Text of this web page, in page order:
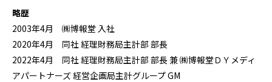
略歴
2003年4月 ㈱博報堂 入社
2020年4月 同社 経理財務局主計部 部長
2022年4月 同社 経理財務局主計部 部長 兼 ㈱博報堂ＤＹメディ
アパートナーズ 経営企画局主計グループ GM